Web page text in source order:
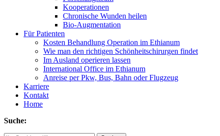
Kooperationen
Chronische Wunden heilen
Bio-Augmentation
Für Patienten
Kosten Behandlung Operation im Ethianum
Wie man den richtigen Schönheitschirurgen findet
Im Ausland operieren lassen
International Office im Ethianum
Anreise per Pkw, Bus, Bahn oder Flugzeug
Karriere
Kontakt
Home
Suche: